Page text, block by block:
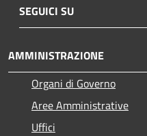
SEGUICI SU
AMMINISTRAZIONE
Organi di Governo
Aree Amministrative
Uffici